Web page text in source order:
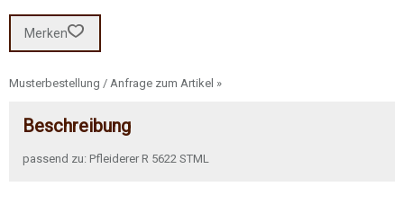
Merken
Musterbestellung / Anfrage zum Artikel »
Beschreibung
passend zu: Pfleiderer R 5622 STML